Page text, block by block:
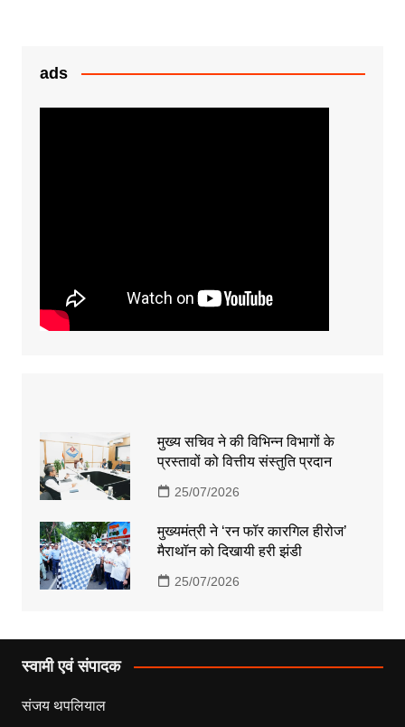
ads
मुख्य सचिव ने की विभिन्न विभागों के
प्रस्तावों को वित्तीय संस्तुति प्रदान
25/07/2026
मुख्यमंत्री ने ‘रन फॉर कारगिल हीरोज’
मैराथॉन को दिखायी हरी झंडी
25/07/2026
स्वामी एवं संपादक
संजय थपलियाल